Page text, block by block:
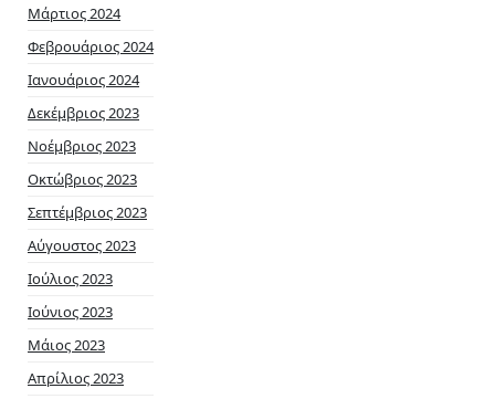
Μάρτιος 2024
Φεβρουάριος 2024
Ιανουάριος 2024
Δεκέμβριος 2023
Νοέμβριος 2023
Οκτώβριος 2023
Σεπτέμβριος 2023
Αύγουστος 2023
Ιούλιος 2023
Ιούνιος 2023
Μάιος 2023
Απρίλιος 2023